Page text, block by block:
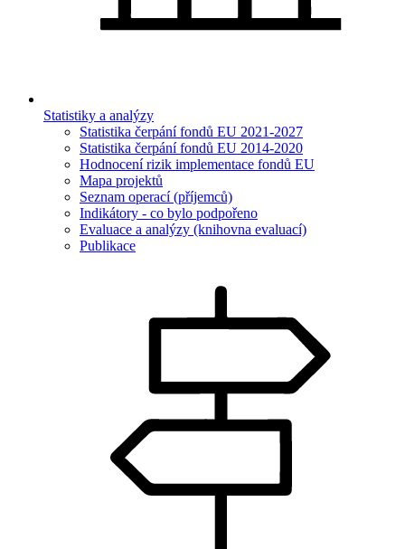
Statistiky a analýzy
Statistika čerpání fondů EU 2021-2027
Statistika čerpání fondů EU 2014-2020
Hodnocení rizik implementace fondů EU
Mapa projektů
Seznam operací (příjemců)
Indikátory - co bylo podpořeno
Evaluace a analýzy (knihovna evaluací)
Publikace